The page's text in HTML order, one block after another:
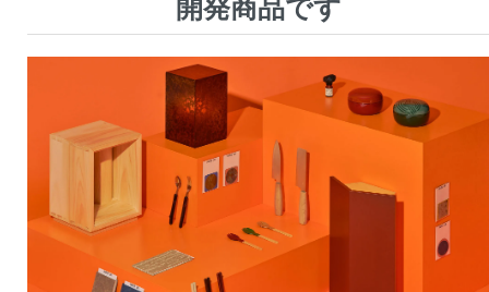
開発商品です